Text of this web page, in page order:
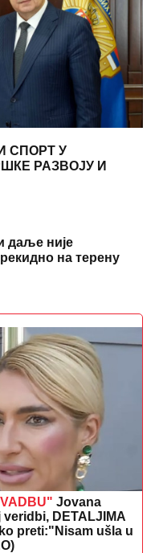
СПОРТ У
РАЗВОЈУ И
даље није
на терену
Jovana
DETALJIMA
preti:"Nisam ušla u